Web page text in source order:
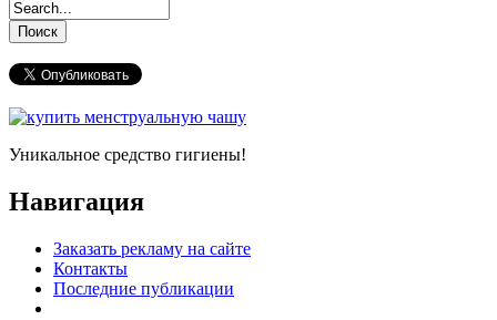
Уникальное средство гигиены!
Навигация
Заказать рекламу на сайте
Контакты
Последние публикации